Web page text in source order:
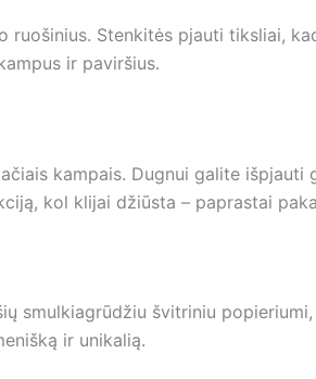
Stenkitės pjauti tiksliai,
ir paviršius.
kampais. Dugnui galite
kol klijai džiūsta – paprastai
smulkiagrūdžiu švitriniu
ir unikalią.